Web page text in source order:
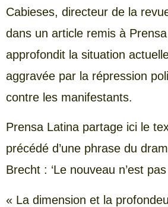
Cabieses, directeur de la
dans un article remis à
approfondit la situation
aggravée par la répression
contre les manifestants.
Prensa Latina partage ici le
précédé d’une phrase du
Brecht : ‘Le nouveau n’est
« La dimension et la